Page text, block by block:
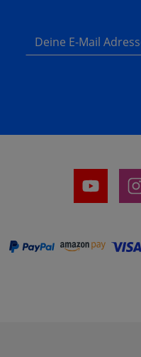
Deine E-Mail Adresse